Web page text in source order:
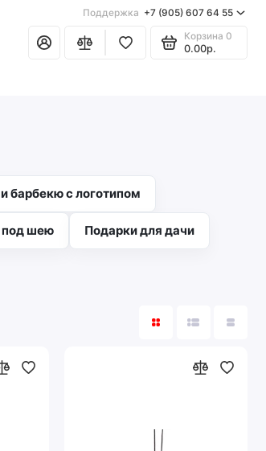
Поддержка +7 (905) 607 64 55
Корзина 0
0.00р.
барбекю с логотипом
шею Подарки для дачи